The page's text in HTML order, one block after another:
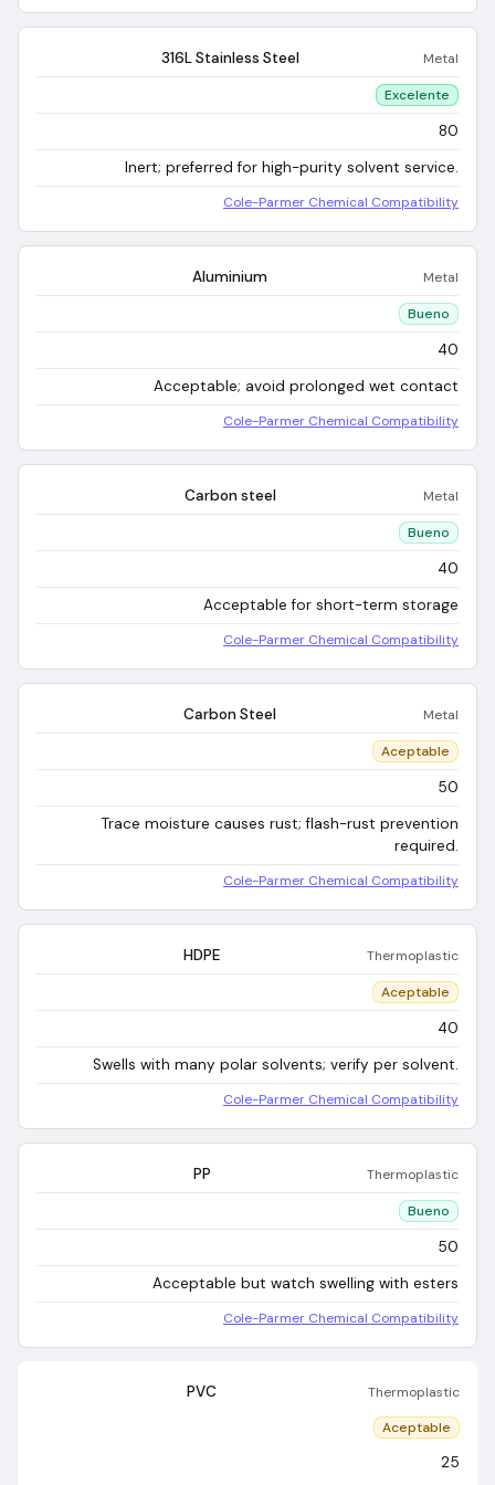
316L Stainless Steel Metal
Excelente
80
Inert; preferred for high-purity solvent service.
Cole-Parmer Chemical Compatibility
Aluminium Metal
Bueno
40
Acceptable; avoid prolonged wet contact
Cole-Parmer Chemical Compatibility
Carbon steel Metal
Bueno
40
Acceptable for short-term storage
Cole-Parmer Chemical Compatibility
Carbon Steel Metal
Aceptable
50
Trace moisture causes rust; flash-rust prevention
required.
Cole-Parmer Chemical Compatibility
HDPE Thermoplastic
Aceptable
40
Swells with many polar solvents; verify per solvent.
Cole-Parmer Chemical Compatibility
PP Thermoplastic
Bueno
50
Acceptable but watch swelling with esters
Cole-Parmer Chemical Compatibility
PVC
Thermoplastic
Aceptable
25